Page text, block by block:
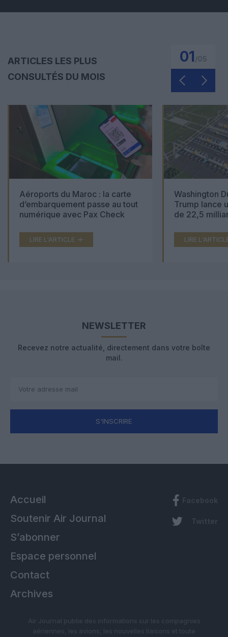
ARTICLES LES PLUS
CONSULTÉS DU MOIS
01
Aéroports du Maroc : la carte
d’embarquement passe au tout
numérique avec Pax Check
LIRE L'ARTICLE
Washington
Trump lance
de 22,5
LIRE
NEWSLETTER
Recevez notre actualité, directement dans votre boîte
mail.
S'INSCRIRE
Accueil
Soutenir Air Journal
S’abonner
Espace personnel
Contact
Archives